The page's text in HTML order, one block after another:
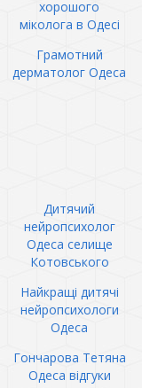
хорошого
міколога в Одесі
Грамотний
дерматолог Одеса
Дитячий
нейропсихолог
Одеса селище
Котовського
Найкращі дитячі
нейропсихологи
Одеса
Гончарова Тетяна
Одеса відгуки